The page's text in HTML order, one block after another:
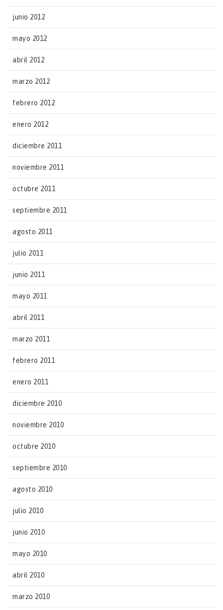
junio 2012
mayo 2012
abril 2012
marzo 2012
febrero 2012
enero 2012
diciembre 2011
noviembre 2011
octubre 2011
septiembre 2011
agosto 2011
julio 2011
junio 2011
mayo 2011
abril 2011
marzo 2011
febrero 2011
enero 2011
diciembre 2010
noviembre 2010
octubre 2010
septiembre 2010
agosto 2010
julio 2010
junio 2010
mayo 2010
abril 2010
marzo 2010